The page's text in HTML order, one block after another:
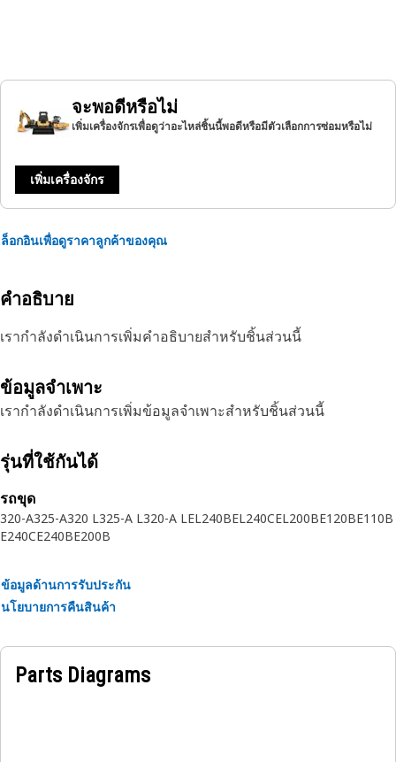
จะพอดีหรือไม่
เพิ่มเครื่องจักรเพื่อดูว่าอะไหล่ชิ้นนี้พอดีหรือมีตัวเลือกการซ่อมหรือไม่
เพิ่มเครื่องจักร
ล็อกอินเพื่อดูราคาลูกค้าของคุณ
คำอธิบาย
เรากำลังดำเนินการเพิ่มคำอธิบายสำหรับชิ้นส่วนนี้
ข้อมูลจำเพาะ
เรากำลังดำเนินการเพิ่มข้อมูลจำเพาะสำหรับชิ้นส่วนนี้
รุ่นที่ใช้กันได้
รถขุด
320-A325-A320 L325-A L320-A LEL240BEL240CEL200BE120BE110B
E240CE240BE200B
ข้อมูลด้านการรับประกัน
นโยบายการคืนสินค้า
Parts Diagrams